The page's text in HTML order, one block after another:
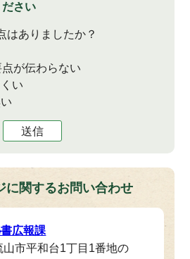
さい
はありましたか？
点が伝わらない
い
送信
に関するお問い合わせ
広報課
市平和台1丁目1番地の